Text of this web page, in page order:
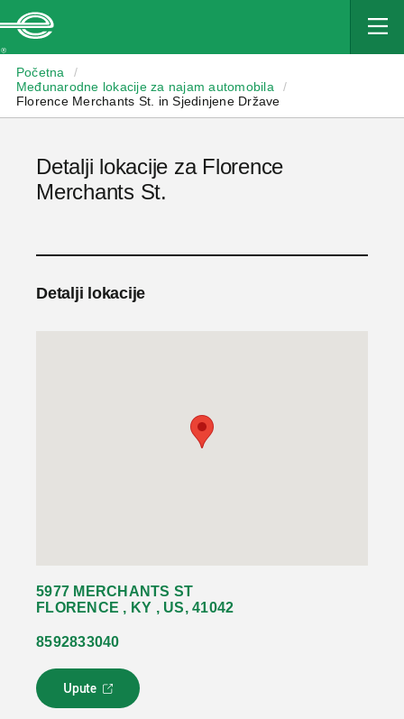
Početna
/
Međunarodne lokacije za najam automobila
/
Florence Merchants St. in Sjedinjene Države
Detalji lokacije za Florence
Merchants St.
Detalji lokacije
5977 MERCHANTS ST
FLORENCE , KY , US, 41042
8592833040
Upute
L
i